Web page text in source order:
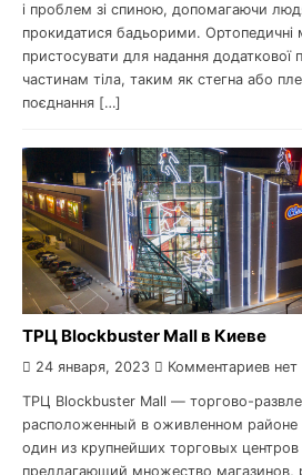
і проблем зі спиною, допомагаючи
прокидатися бадьорими.
пристосувати для надання додаткової
частинам тіла, таким як стегна або
поєднання […]
ТРЦ Blockbuster Mall в Киеве
24 января, 2023 Комментариев нет
ТРЦ Blockbuster Mall — торгово-
расположенный в оживленном районе
один из крупнейших торговых
предлагающий множество магазинов,